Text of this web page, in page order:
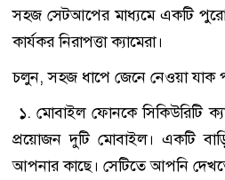
সহজ সেটআপের মাধ্যমে একটি
কার্যকর নিরাপত্তা ক্যামেরা।
চলুন, সহজ ধাপে জেনে নেওয়া যাক
১. মোবাইল ফোনকে সিকিউরিটি
প্রয়োজন দুটি মোবাইল। একটি
আপনার কাছে। সেটিতে আপনি